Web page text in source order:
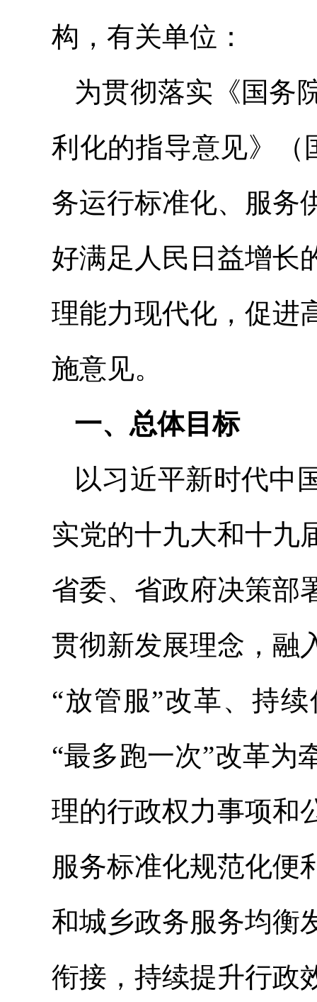
构，有关单位：
为贯彻落实《国务
利化的指导意见》（
务运行标准化、服务
好满足人民日益增长
理能力现代化，促进
施意见。
一、总体目标
以习近平新时代中
实党的十九大和十九
省委、省政府决策部
贯彻新发展理念，融
“放管服”改革、持
“最多跑一次”改革为
理的行政权力事项和
服务标准化规范化便
和城乡政务服务均衡
衔接，持续提升行政